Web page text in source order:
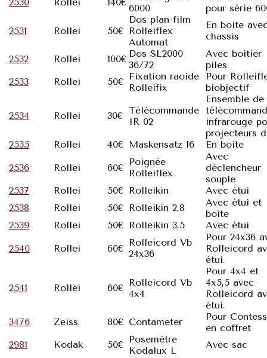
6000
pour série
2531
Rollei 50€
Dos plan-film
Rolleiflex
Automat
En boite
chassis
2532
Rollei 100€ Dos SL2000
36/72
Avec boitier
piles
2533
Rollei 50€ Fixation raoide
Rolleifix
Pour
biobjectif
2534 Rollei 30€ Télécommande
IR 02
Ensemble de
infrarouge
projecteurs
2535
Rollei 40€ Maskensatz 16 En boite
2536 Rollei 60€
Poignée
Rolleiflex
Avec
déclencheur
souple
2537
Rollei 50€ Rolleikin
Avec étui
2538
Rollei 50€ Rolleikin 2,8
Avec étui et
boite
2539
Rollei 50€ Rolleikin 3,5 Avec étui
2540 Rollei 60€
Rolleicord Vb
24x36
Pour 24x36
Rolleicord
étui.
2541 Rollei 60€ Rolleicord Vb
4x4
Pour 4x4 et
4x5,5 avec
Rolleicord
étui.
3476
Zeiss 80€ Contameter
Pour
en coffret
2981
Kodak 50€ Posemètre
Kodalux L
Avec sac